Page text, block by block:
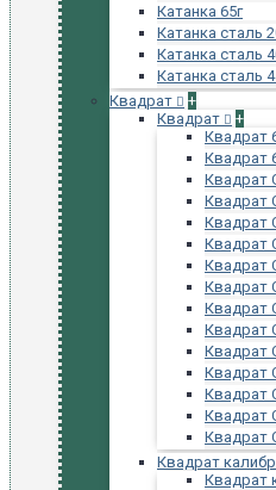
Катанка 65г
Катанка сталь
Катанка сталь
Катанка сталь
Квадрат
+
Квадрат
+
Квадрат
Квадрат
Квадрат
Квадрат
Квадрат
Квадрат
Квадрат
Квадрат
Квадрат
Квадрат
Квадрат
Квадрат
Квадрат
Квадрат
Квадрат
Квадрат
Квадрат